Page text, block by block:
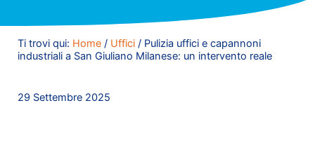
Ti trovi qui: Home / Uffici /Pulizia uffici e capannoni
industriali a San Giuliano Milanese: un intervento reale
29 Settembre 2025